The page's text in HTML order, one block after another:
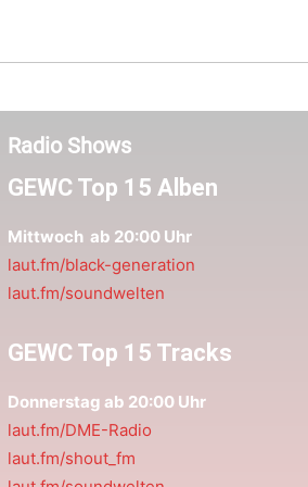
Radio Shows
GEWC Top 15 Alben
Mittwoch ab 20:00 Uhr
laut.fm/black-generation
laut.fm/soundwelten
GEWC Top 15 Tracks
Donnerstag ab 20:00 Uhr
laut.fm/DME-Radio
laut.fm/shout_fm